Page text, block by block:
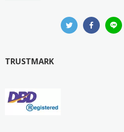
TRUSTMARK